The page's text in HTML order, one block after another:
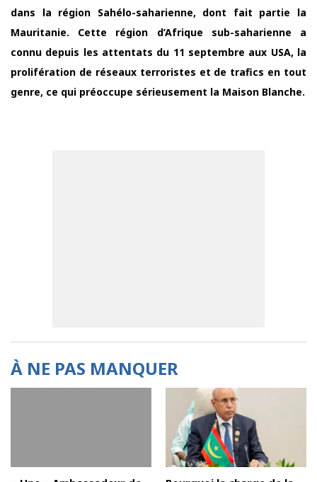
dans la région Sahélo-saharienne, dont fait partie la
Mauritanie. Cette région d’Afrique sub-saharienne a
connu depuis les attentats du 11 septembre aux USA, la
prolifération de réseaux terroristes et de trafics en tout
genre, ce qui préoccupe sérieusement la Maison Blanche.
À NE PAS MANQUER